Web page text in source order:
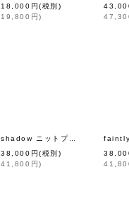
18,000 円(税別)
19,800 円)
mina
shadow ニットプルオーバー (AES8074:GR)
38,000 円(税別)
41,800 円)